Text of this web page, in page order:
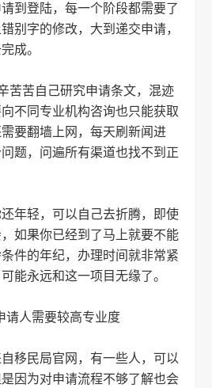
到登陆，每一个阶段都需要了
别字的修改，大到递交申请，
成。
苦苦自己研究申请条文，混迹
不同专业机构咨询也只能获取
要翻墙上网，每天刷新闻进
题，问遍所有渠道也找不到正
年轻，可以自己去折腾，即使
如果你已经到了马上就要不能
件的年纪，办理时间就非常紧
能永远和这一项目无缘了。
请人需要较高专业度
移民局官网，有一些人，可以
因为对申请流程不够了解也会